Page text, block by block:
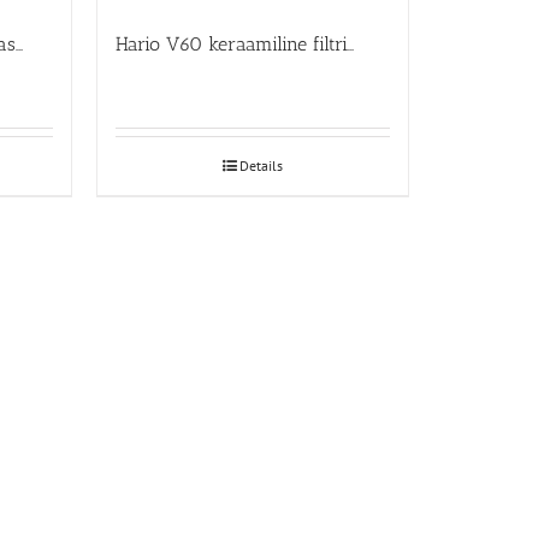
Hario Syphon Technica 3tassi Hario V60 keraamiline filtrikoonus
Details